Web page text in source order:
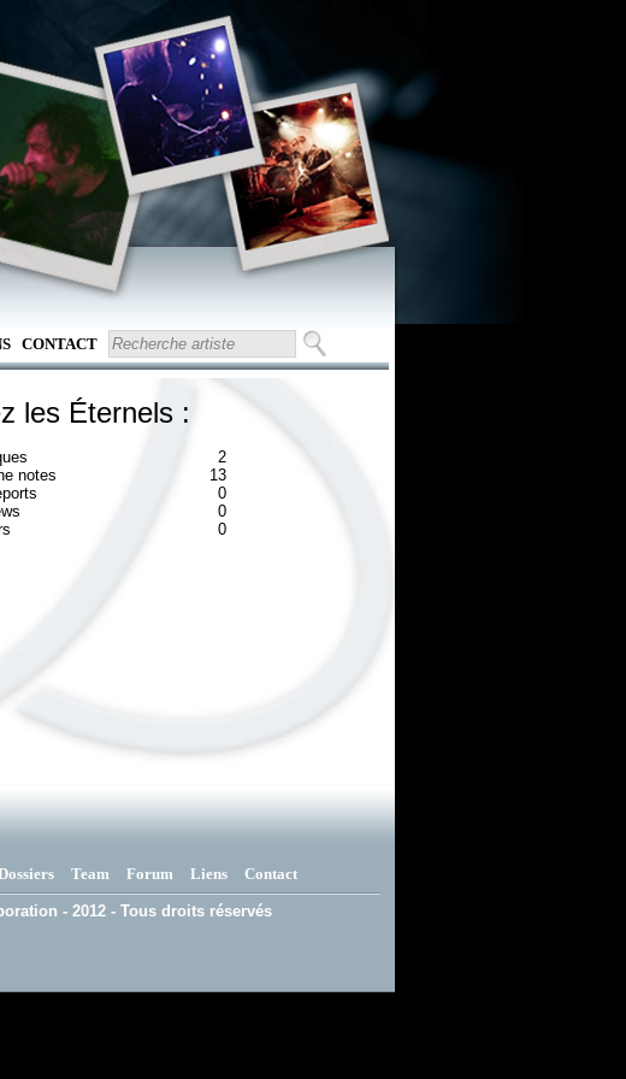
CONTACT
les Éternels :
2
notes
13
0
0
0
Team Forum Liens Contact
- 2012 - Tous droits réservés